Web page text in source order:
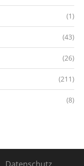
(1)
(43)
(26)
(211)
(8)